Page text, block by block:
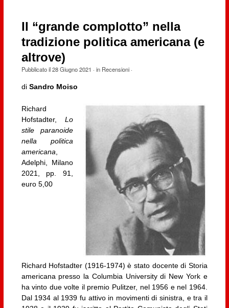
Il “grande complotto” nella
tradizione politica americana (e
altrove)
Pubblicato il28 Giugno 2021 · in Recensioni·
di Sandro Moiso
Richard
Hofstadter,Lo
stile paranoide
nella politica
americana
Adelphi, Milano
2021, pp. 91,
euro 5,00
Richard Hofstadter (1916-1974) è stato docente di Storia
americana presso la Columbia University di New York e
ha vinto due volte il premio Pulitzer, nel 1956 e nel 1964.
Dal 1934 al 1939 fu attivo in movimenti di sinistra, e tra il